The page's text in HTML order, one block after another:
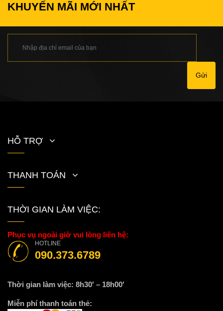
KHUYẾN MÃI MỚI NHẤT
Gửi
HỖ TRỢ
THANH TOÁN
THỜI GIAN LÀM VIỆC:
Phục vụ ngoài giờ vui lòng liên hệ:
HOTLINE
090.373.6789
Thời gian làm việc: 8h30′ – 18h00′
Miễn phí thanh toán thẻ: